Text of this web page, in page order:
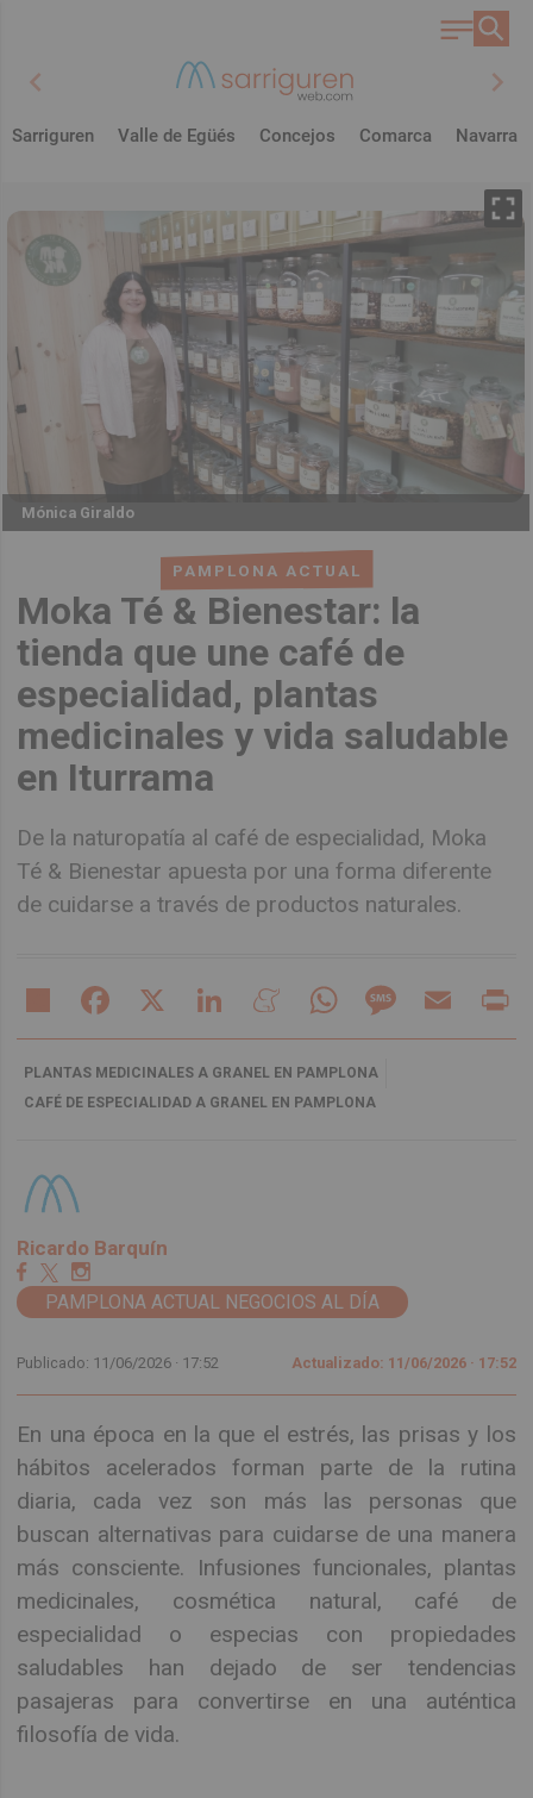
chevron_left chevron_right
Sarriguren Valle de Egüés Concejos Comarca Navarra
PAMPLONA ACTUAL
Moka Té & Bienestar: la
tienda que une café de
especialidad, plantas
medicinales y vida saludable
en Iturrama
De la naturopatía al café de especialidad, Moka
Té & Bienestar apuesta por una forma diferente
de cuidarse a través de productos naturales.
Mónica Giraldo
Share Facebook LinkedIn MeneameWhatsAppMessageEmail
PLANTAS MEDICINALES A GRANEL EN PAMPLONA
CAFÉ DE ESPECIALIDAD A GRANEL EN PAMPLONA
Ricardo Barquín
PAMPLONA ACTUAL NEGOCIOS AL DÍA
Publicado: 11/06/2026 · 17:52 Actualizado: 11/06/2026 · 17:52
En una época en la que el estrés, las prisas y los
hábitos acelerados forman parte de la rutina
diaria, cada vez son más las personas que
buscan alternativas para cuidarse de una manera
más consciente. Infusiones funcionales, plantas
medicinales, cosmética natural, café de
especialidad o especias con propiedades
saludables han dejado de ser tendencias
pasajeras para convertirse en una auténtica
filosofía de vida.